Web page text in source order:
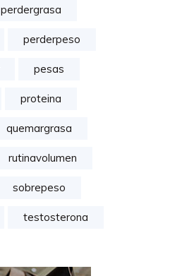
perdergrasa
perderpeso
pesas
proteina
quemargrasa
rutinavolumen
sobrepeso
testosterona